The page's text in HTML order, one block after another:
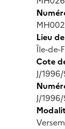
Lieu
Île-de-
Cote
J/
J/